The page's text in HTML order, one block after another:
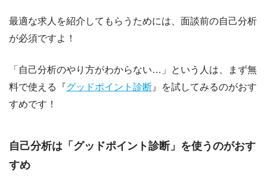
最適な求人を紹介してもらうためには、面談前の自己分析
が必須ですよ！
「自己分析のやり方がわからない…」という人は、まず無
料で使える『グッドポイント診断 』を試してみるのがおす
すめです！
自己分析は「グッドポイント診断」を使うのがおす
すめ